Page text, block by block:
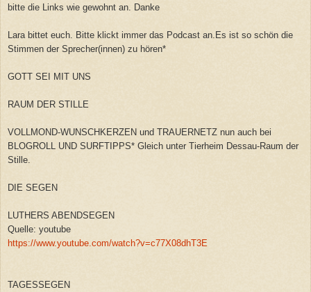
bitte die Links wie gewohnt an. Danke
Lara bittet euch. Bitte klickt immer das Podcast an.Es ist so schön die
Stimmen der Sprecher(innen) zu hören*
GOTT SEI MIT UNS
RAUM DER STILLE
VOLLMOND-WUNSCHKERZEN und TRAUERNETZ nun auch bei
BLOGROLL UND SURFTIPPS* Gleich unter Tierheim Dessau-Raum der
Stille.
DIE SEGEN
LUTHERS ABENDSEGEN
Quelle: youtube
https://www.youtube.com/watch?v=c77X08dhT3E
TAGESSEGEN